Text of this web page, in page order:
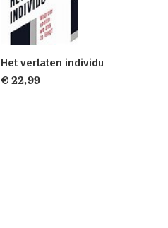
Het verlaten individu
€ 22,99